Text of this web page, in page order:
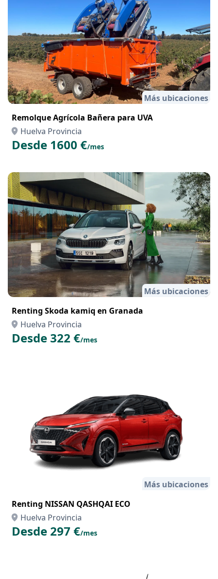
Más ubicaciones
Remolque Agrícola Bañera para UVA
Huelva Provincia
Desde 1600 €/mes
Más ubicaciones
Renting Skoda kamiq en Granada
Huelva Provincia
Desde 322 €/mes
Más ubicaciones
Renting NISSAN QASHQAI ECO
Huelva Provincia
Desde 297 €/mes